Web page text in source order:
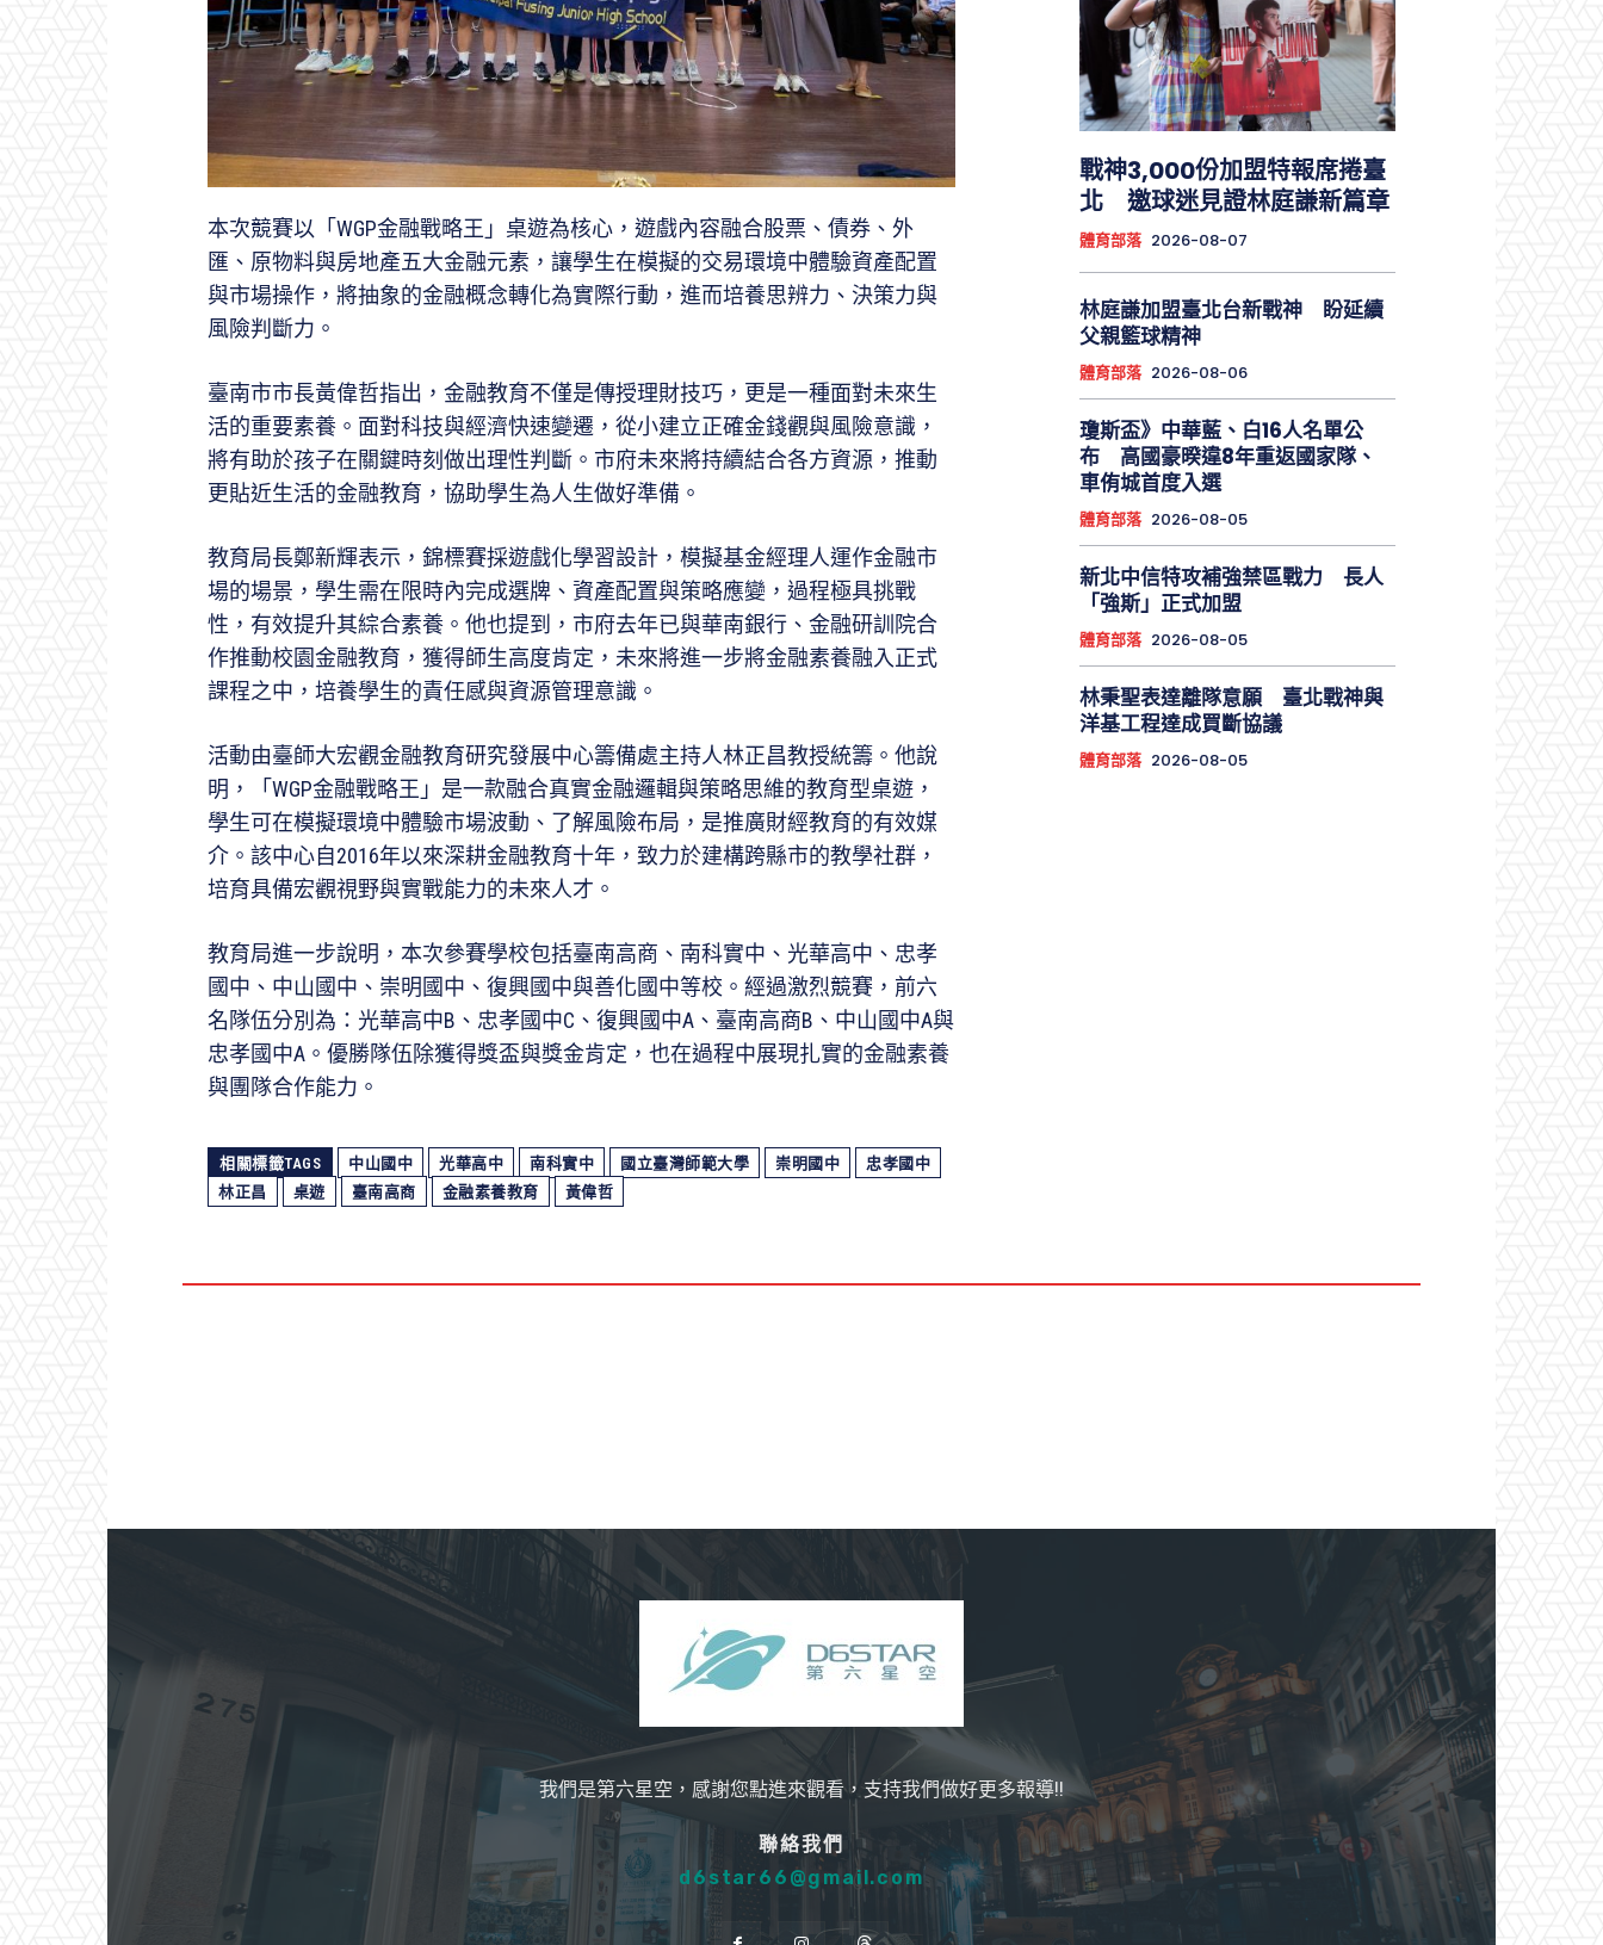
本次競賽以「WGP金融戰略王」桌遊為核心，遊戲內容融合股票、債券、外
匯、原物料與房地產五大金融元素，讓學生在模擬的交易環境中體驗資產配置
與市場操作，將抽象的金融概念轉化為實際行動，進而培養思辨力、決策力與
風險判斷力。
臺南市市長黃偉哲指出，金融教育不僅是傳授理財技巧，更是一種面對未來生
活的重要素養。面對科技與經濟快速變遷，從小建立正確金錢觀與風險意識，
將有助於孩子在關鍵時刻做出理性判斷。市府未來將持續結合各方資源，推動
更貼近生活的金融教育，協助學生為人生做好準備。
教育局長鄭新輝表示，錦標賽採遊戲化學習設計，模擬基金經理人運作金融市
場的場景，學生需在限時內完成選牌、資產配置與策略應變，過程極具挑戰
性，有效提升其綜合素養。他也提到，市府去年已與華南銀行、金融研訓院合
作推動校園金融教育，獲得師生高度肯定，未來將進一步將金融素養融入正式
課程之中，培養學生的責任感與資源管理意識。
活動由臺師大宏觀金融教育研究發展中心籌備處主持人林正昌教授統籌。他說
明，「WGP金融戰略王」是一款融合真實金融邏輯與策略思維的教育型桌遊，
學生可在模擬環境中體驗市場波動、了解風險布局，是推廣財經教育的有效媒
介。該中心自2016年以來深耕金融教育十年，致力於建構跨縣市的教學社群，
培育具備宏觀視野與實戰能力的未來人才。
教育局進一步說明，本次參賽學校包括臺南高商、南科實中、光華高中、忠孝
國中、中山國中、崇明國中、復興國中與善化國中等校。經過激烈競賽，前六
名隊伍分別為：光華高中B、忠孝國中C、復興國中A、臺南高商B、中山國中A與
忠孝國中A。優勝隊伍除獲得獎盃與獎金肯定，也在過程中展現扎實的金融素養
與團隊合作能力。
相關標籤TAGS 中山國中 光華高中 南科實中 國立臺灣師範大學 崇明國中
忠孝國中
林正昌
桌遊 臺南高商 金融素養教育 黃偉哲
戰神3,000份加盟特報席捲臺
北 邀球迷見證林庭謙新篇章
體育部落 2026-08-07
林庭謙加盟臺北台新戰神 盼延續
父親籃球精神
體育部落 2026-08-06
瓊斯盃》中華藍、白16人名單公
布 高國豪暌違8年重返國家隊、
車侑城首度入選
體育部落 2026-08-05
新北中信特攻補強禁區戰力 長人
「強斯」正式加盟
體育部落 2026-08-05
林秉聖表達離隊意願 臺北戰神與
洋基工程達成買斷協議
體育部落 2026-08-05
我們是第六星空，感謝您點進來觀看，支持我們做好更多報導!!
聯絡我們
d6star66@gmail.com